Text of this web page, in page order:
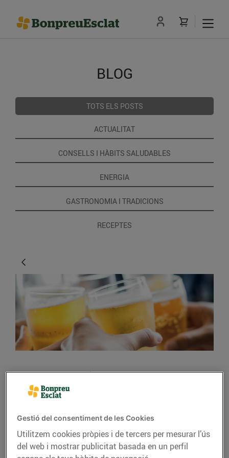
BLOG
TOTS ELS POSTS
ACTUALITAT
CONSELLS I HÀBITS SALUDABLES
ENERGIA
GASTRONOMIA I TRADICIONS
RECEPTES
CONSELLS I HÀBITS SALUDABLES
Els secrets per gaudir
d’una bona cervesa
01/de març/2019
Gestió del consentiment de les Cookies
Utilitzem cookies pròpies i de tercers per mesurar l’ús
del web i mostrar publicitat basada en un perfil